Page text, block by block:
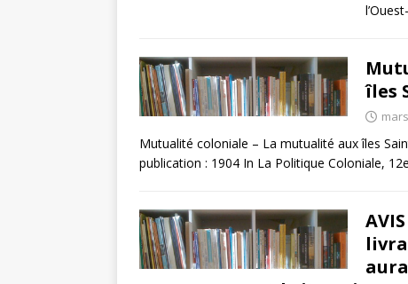
îles
Mutualité coloniale – La mutualité aux îles
publication : 1904 In La Politique Coloniale,